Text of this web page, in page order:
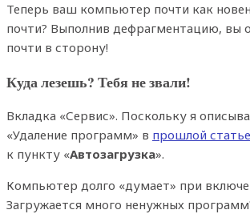
Теперь ваш компьютер почти как
почти? Выполнив дефрагментацию, вы
почти в сторону!
Куда лезешь? Тебя не звали!
Вкладка «Сервис». Поскольку я
«Удаление программ» в прошлой статье
к пункту «Автозагрузка».
Компьютер долго «думает» при
Загружается много ненужных